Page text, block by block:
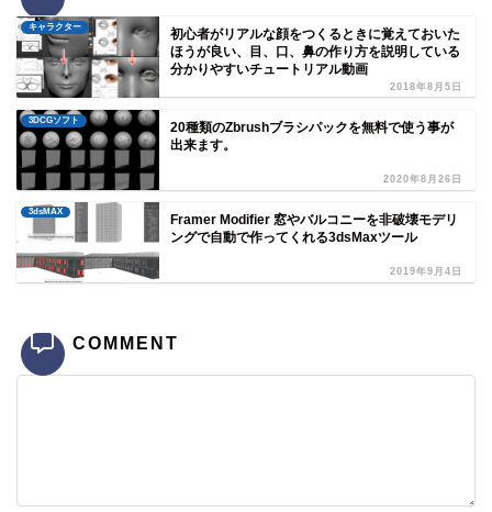
キャラクター
初心者がリアルな顔をつくるときに覚えておいた
ほうが良い、目、口、鼻の作り方を説明している
分かりやすいチュートリアル動画
2018年8月5日
3DCGソフト
20種類のZbrushブラシパックを無料で使う事が
出来ます。
2020年8月26日
3dsMAX
Framer Modifier 窓やバルコニーを非破壊モデリ
ングで自動で作ってくれる3dsMaxツール
2019年9月4日
COMMENT